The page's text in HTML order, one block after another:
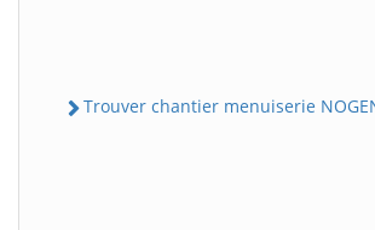
Trouver chantier menuiserie